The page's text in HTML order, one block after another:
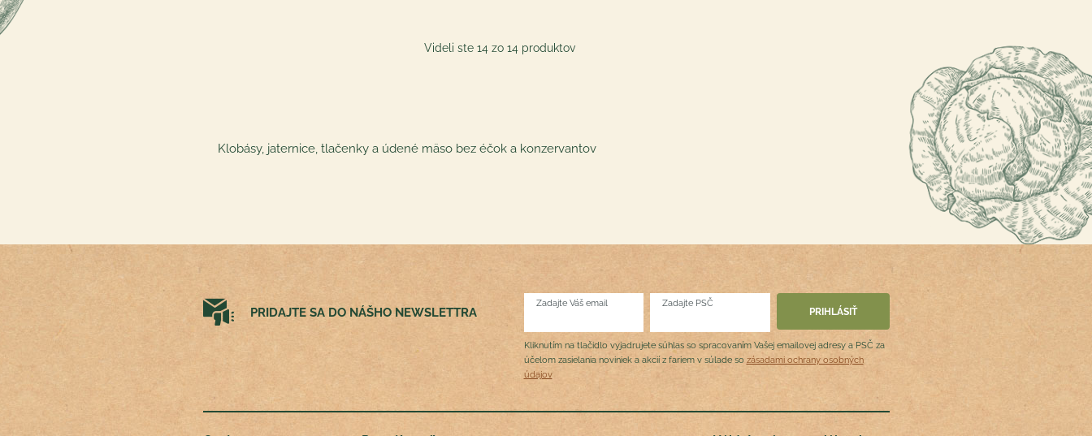
Videli ste 14 zo 14 produktov
Klobásy, jaternice, tlačenky a údené mäso bez éčok a konzervantov
PRIDAJTE SA DO NÁŠHO NEWSLETTRA
Zadajte Váš email Zadajte PSČ
Kliknutím na tlačidlo vyjadrujete súhlas so spracovaním Vašej emailovej adresy a PSČ za
účelom zasielania noviniek a akcií z fariem v súlade so zásadami ochrany osobných
údajov